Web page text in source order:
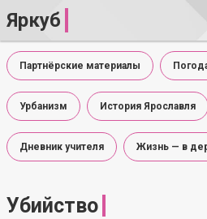
Яркуб
Партнёрские материалы
Урбанизм История Ярославля
Дневник учителя Жизнь — в
Убийство